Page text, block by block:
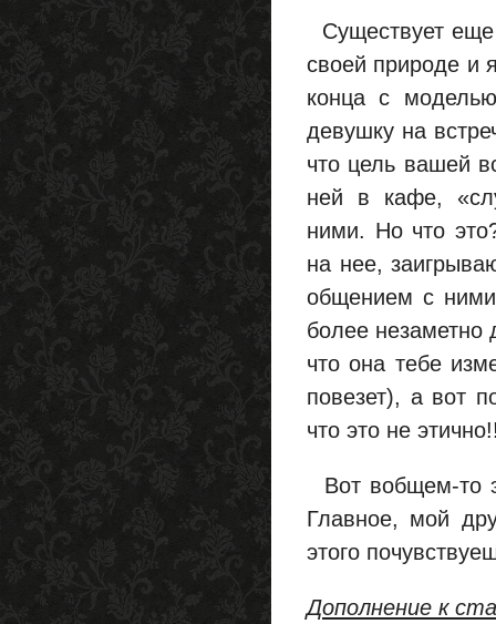
Существует еще
своей природе и
конца с
девушку на
что цель вашей
ней в кафе,
ними. Но что
на нее,
общением с
более незаметно
что она тебе
повезет), а вот
что это не
Вот вобщем-то
Главное, мой
этого
Дополнение к